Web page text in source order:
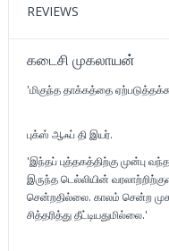
REVIEWS
கடைசி முகலாயன்
'மிகுந்த தாக்கத்தை
- டயானா
புக்ஸ் ஆஃப் தி இயர்.
'இந்தப் புத்தகத்திற்கு முன்பு
இருந்த டெல்லியின்
சென்றதில்லை. காலம் சென்ற
சித்தரித்து தீட்டியதுமில்லை.'
-